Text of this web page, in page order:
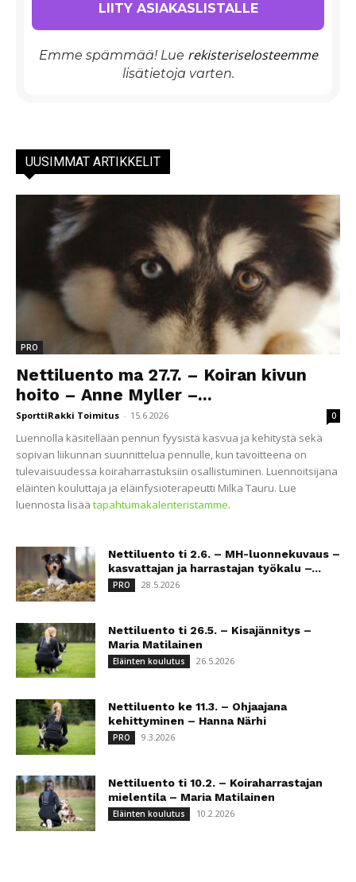
Emme spämmää! Lue rekisteriselosteemme
lisätietoja varten.
UUSIMMAT ARTIKKELIT
PRO
Nettiluento ma 27.7. – Koiran kivun
hoito – Anne Myller –...
SporttiRakki Toimitus - 15.6.2026 0
Luennolla käsitellään pennun fyysistä kasvua ja kehitystä sekä
sopivan liikunnan suunnittelua pennulle, kun tavoitteena on
tulevaisuudessa koiraharrastuksiin osallistuminen. Luennoitsijana
eläinten kouluttaja ja eläinfysioterapeutti Milka Tauru. Lue
luennosta lisää tapahtumakalenteristamme.
Nettiluento ti 2.6. – MH-luonnekuvaus –
kasvattajan ja harrastajan työkalu –...
PRO 28.5.2026
Nettiluento ti 26.5. – Kisajännitys –
Maria Matilainen
Eläinten koulutus 26.5.2026
Nettiluento ke 11.3. – Ohjaajana
kehittyminen – Hanna Närhi
PRO 9.3.2026
Nettiluento ti 10.2. – Koiraharrastajan
mielentila – Maria Matilainen
Eläinten koulutus 10.2.2026